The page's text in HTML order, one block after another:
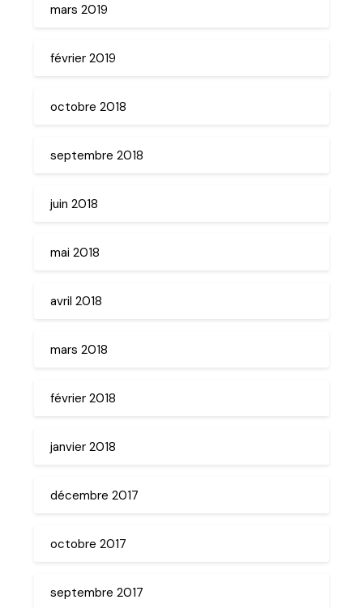
mars 2019
février 2019
octobre 2018
septembre 2018
juin 2018
mai 2018
avril 2018
mars 2018
février 2018
janvier 2018
décembre 2017
octobre 2017
septembre 2017